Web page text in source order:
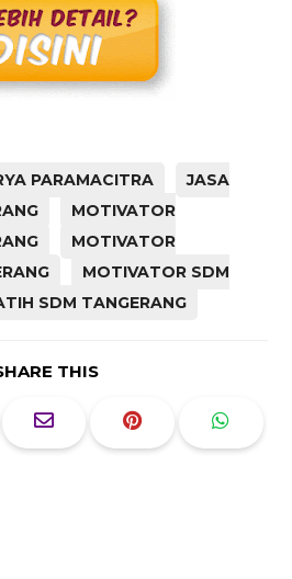
PARAMACITRA
JASA
MOTIVATOR
MOTIVATOR
MOTIVATOR SDM
SDM TANGERANG
THIS